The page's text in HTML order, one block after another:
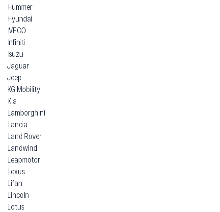
Hummer
Hyundai
IVECO
Infiniti
Isuzu
Jaguar
Jeep
KG Mobility
Kia
Lamborghini
Lancia
Land Rover
Landwind
Leapmotor
Lexus
Lifan
Lincoln
Lotus